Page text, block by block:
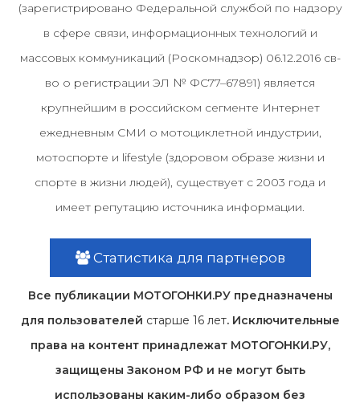
(зарегистрировано Федеральной службой по надзору
в сфере связи, информационных технологий и
массовых коммуникаций (Роскомнадзор) 06.12.2016 св-
во о регистрации ЭЛ № ФС77–67891) является
крупнейшим в российском сегменте Интернет
ежедневным СМИ о мотоциклетной индустрии,
мотоспорте и lifestyle (здоровом образе жизни и
спорте в жизни людей), существует с 2003 года и
имеет репутацию источника информации.
Статистика для партнеров
Все публикации МОТОГОНКИ.РУ предназначены
для пользователей старше 16 лет. Исключительные
права на контент принадлежат МОТОГОНКИ.РУ,
защищены Законом РФ и не могут быть
использованы каким-либо образом без